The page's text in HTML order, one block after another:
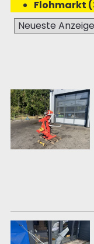
Flohmarkt